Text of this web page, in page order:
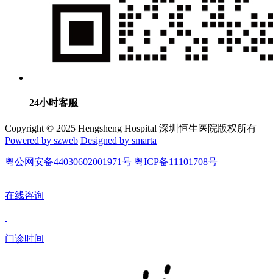
24小时客服
Copyright © 2025 Hengsheng Hospital 深圳恒生医院版权所有
Powered by szweb Designed by smarta
粤公网安备44030602001971号 粤ICP备11101708号
在线咨询
门诊时间